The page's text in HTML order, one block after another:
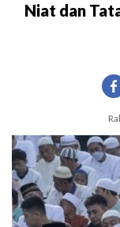
Niat dan